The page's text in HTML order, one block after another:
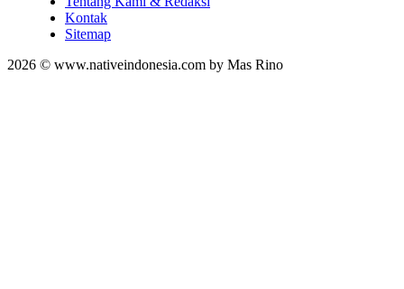
Kontak
Sitemap
2026 © www.nativeindonesia.com by Mas Rino